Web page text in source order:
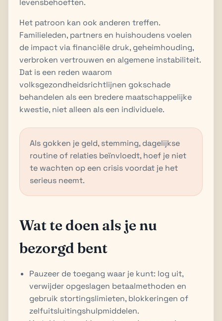
levensbehoeften.
Het patroon kan ook anderen treffen.
Familieleden, partners en huishoudens voelen
de impact via financiële druk, geheimhouding,
verbroken vertrouwen en algemene instabiliteit.
Dat is een reden waarom
volksgezondheidsrichtlijnen gokschade
behandelen als een bredere maatschappelijke
kwestie, niet alleen als een individuele.
Als gokken je geld, stemming, dagelijkse
routine of relaties beïnvloedt, hoef je niet
te wachten op een crisis voordat je het
serieus neemt.
Wat te doen als je nu
bezorgd bent
Pauzeer de toegang waar je kunt: log uit,
verwijder opgeslagen betaalmethoden en
gebruik stortingslimieten, blokkeringen of
zelfuitsluitingshulpmiddelen.